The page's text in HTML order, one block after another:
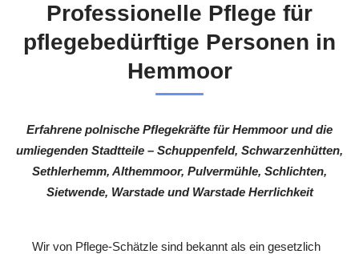
Professionelle Pflege für
pflegebedürftige Personen in
Hemmoor
Erfahrene polnische Pflegekräfte für Hemmoor und die
umliegenden Stadtteile – Schuppenfeld, Schwarzenhütten,
Sethlerhemm, Althemmoor, Pulvermühle, Schlichten,
Sietwende, Warstade und Warstade Herrlichkeit
Wir von Pflege-Schätzle sind bekannt als ein gesetzlich